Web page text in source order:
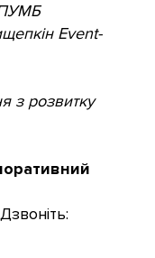
ПУМБ
Event-
з розвитку
Дзвоніть: